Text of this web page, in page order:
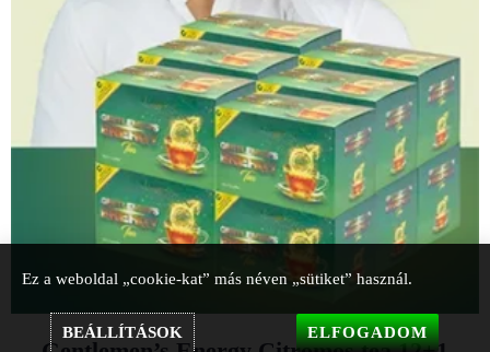
Ez a weboldal „cookie-kat” más néven „sütiket” használ.
BEÁLLÍTÁSOK ELFOGADOM